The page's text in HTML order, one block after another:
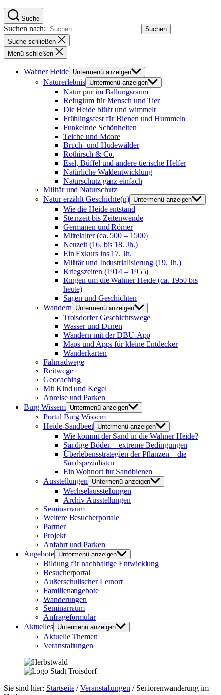
Suche
Suchen nach:
Suche schließen
Menü schließen
Wahner Heide Untermenü anzeigen
Naturerlebnis Untermenü anzeigen
Natur pur im Ballungsraum
Refugium für Mensch und Tier
Die Heide blüht und wimmelt
Frühlingsfest für Bienen und Hummeln
Funkelnde Schönheiten
Teiche und Moore
Bruch- und Hudewälder
Rothirsch & Co.
Esel, Büffel und andere tierische Helfer
Natürliche Waldentwicklung
Naturschutz ganz einfach
Militär und Naturschutz
Natur erzählt Geschichte(n) Untermenü anzeigen
Wie die Heide entstand
Steinzeit bis Zeitenwende
Germanen und Römer
Mittelalter (ca. 500 – 1500)
Neuzeit (16. bis 18. Jh.)
Ein Exkurs ins 17. Jh.
Militär und Industrialisierung (19. Jh.)
Kriegszeiten (1914 – 1955)
Ringen um die Wahner Heide (ca. 1950 bis
heute)
Sagen und Geschichten
Wandern
Untermenü anzeigen
Troisdorfer Geschichtswege
Wasser und Dünen
Wandern mit der DBU-App
Maps und Apps für kleine Entdecker
Wanderkarten
Fahrradwege
Reitwege
Geocaching
Mit Kind und Kegel
Anreise und Parken
Burg Wissem Untermenü anzeigen
Portal Burg Wissem
Heide-Sandbeet Untermenü anzeigen
Wie kommt der Sand in die Wahner Heide?
Sandige Böden – extreme Bedingungen
Überlebensstrategien der Pflanzen – die
Sandspezialisten
Ein Wohnort für Sandbienen
Ausstellungen
Untermenü anzeigen
Wechselausstellungen
Archiv Ausstellungen
Seminarraum
Weitere Besucherportale
Partner
Projekt
Anfahrt und Parken
Angebote Untermenü anzeigen
Bildung für nachhaltige Entwicklung
Besucherportal
Außerschulischer Lernort
Familienangebote
Wanderungen
Seminarraum
Anfrageformular
Aktuelles Untermenü anzeigen
Aktuelle Themen
Veranstaltungen
Sie sind hier: Startseite /Veranstaltungen / Seniorenwanderung im